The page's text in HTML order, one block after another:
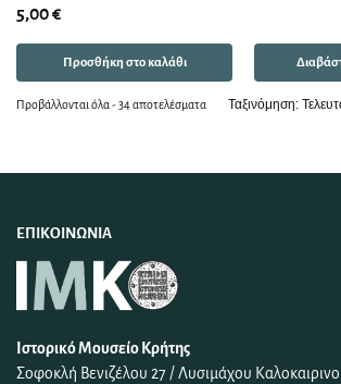
5,00€
Προσθήκη στο καλάθι
Προβάλλονται όλα - 34 αποτελέσματα
ΕΠΙΚΟΙΝΩΝΊΑ
Ιστορικό Μουσείο Κρήτης
Σοφοκλή Βενιζέλου 27 / Λυσιμάχου